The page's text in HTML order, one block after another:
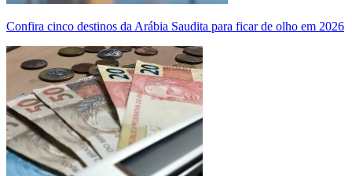
Confira cinco destinos da Arábia Saudita para ficar de olho em 2026